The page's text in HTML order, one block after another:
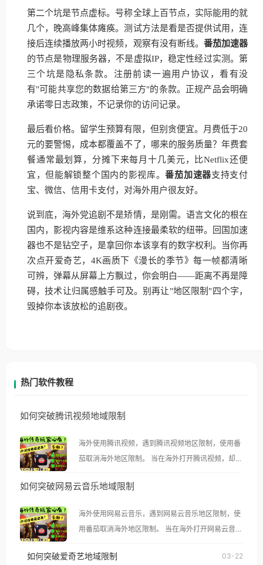
第二个坑是节点虚标。号称全球上百节点，实际能用的就
几个，晚高峰集体瘫痪。测试方法是看是否提供试用，连
接后连续播放两小时视频，观察有没有断线。 番茄加速器
的节点是物理服务器，不是虚拟IP，稳定性经过实测。第
三个坑是隐私条款。注册前读一遍用户协议，看有没
有"可能共享您的数据给第三方"的条款。正规产品会明确
承诺零日志政策，不记录你的访问记录。
最后看价格。留学生预算有限，但别贪便宜。月费低于20
元的要警惕，成本都覆盖不了，哪来的服务质量？年费套
餐通常最划算，分摊下来每月十几美元，比Netflix还便
宜，但能解锁整个国内的影视库。番茄加速器支持支付
宝、微信、信用卡支付，对海外用户很友好。
说到底，海外党追剧不是矫情，是刚需。语言文化的根在
国内，影视内容是维系这种连接最柔软的纽带。回国加速
器也不是钻空子，是拿回你本该享有的数字权利。当你再
次点开爱奇艺，4K画质下《漫长的季节》每一帧都清晰
可辨，弹幕从屏幕上方飘过，你会明白——距离不再是障
碍，技术让归属感触手可及。别再让"地区限制"四个字，
毁掉你本该放松的追剧夜。
热门软件教程
如何突破腾讯视频地域限制
海外使用腾讯视频，遇到腾讯视频地区限制，使用番
茄取消海外地区限制。 当在海外打开腾讯视频，却突
示语。 海外用户如香港、澳门、台湾、美国、加拿
像其他音乐平台一样，出现地区及版权限制问题，且
仅能在中国大陆地区播放。 遇到这个问题的朋友们，
使用番茄回国加速器，即可解决「海外用户收听腾讯
如何突破网易云音乐地域限制
海外使用网易云音乐，遇到网易云音乐地区限制，使
用番茄取消海外地区限制。 当在海外打开网易云音
播放”的提示语。 海外用户如香港、澳门、台湾、美
如何突破爱奇艺地域限制 03-22